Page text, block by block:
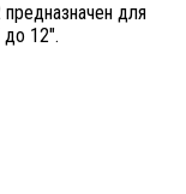
для
12″.